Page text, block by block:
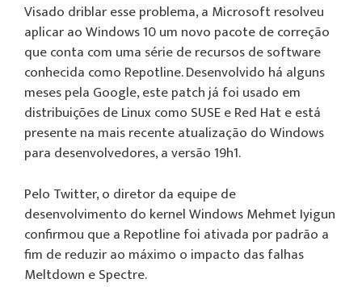
Visado driblar esse problema, a Microsoft resolveu
aplicar ao Windows 10 um novo pacote de correção
que conta com uma série de recursos de software
conhecida como Repotline. Desenvolvido há alguns
meses pela Google, este patch já foi usado em
distribuições de Linux como SUSE e Red Hat e está
presente na mais recente atualização do Windows
para desenvolvedores, a versão 19h1.
Pelo Twitter, o diretor da equipe de
desenvolvimento do kernel Windows Mehmet Iyigun
confirmou que a Repotline foi ativada por padrão a
fim de reduzir ao máximo o impacto das falhas
Meltdown e Spectre.